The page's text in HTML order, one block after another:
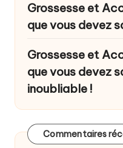
Grossesse et
que vous devez
Grossesse et
que vous devez
inoubliable !
Commentaires